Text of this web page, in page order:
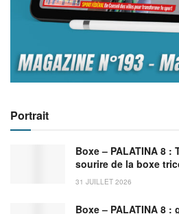
Portrait
Boxe – PALATINA 8 :
sourire de la boxe
31 JUILLET 2026
Boxe – PALATINA 8